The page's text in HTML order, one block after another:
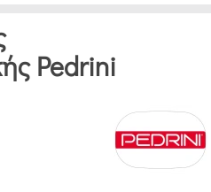
Pedrini